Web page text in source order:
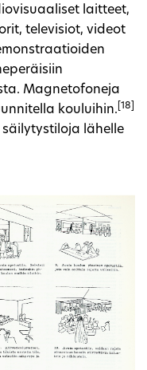
laitteet,
televisiot, videot
Magnetofoneja
kouluihin. [18]
lähelle